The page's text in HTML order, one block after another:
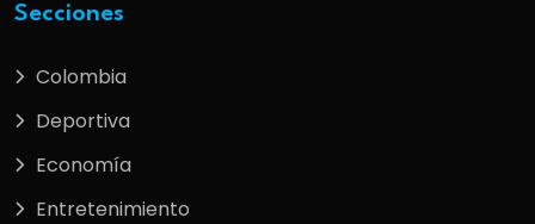
Secciones
Colombia
Deportiva
Economía
Entretenimiento